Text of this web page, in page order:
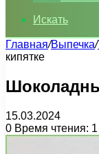
Искать
Главная/Выпечка/
кипятке
15.03.2024
0 Время чтения: